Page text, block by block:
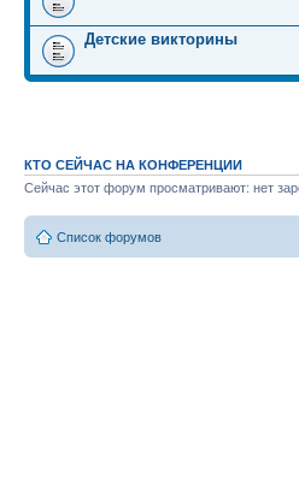
Детские викторины
КТО СЕЙЧАС НА КОНФЕРЕНЦИИ
Сейчас этот форум просматривают: нет
Список форумов